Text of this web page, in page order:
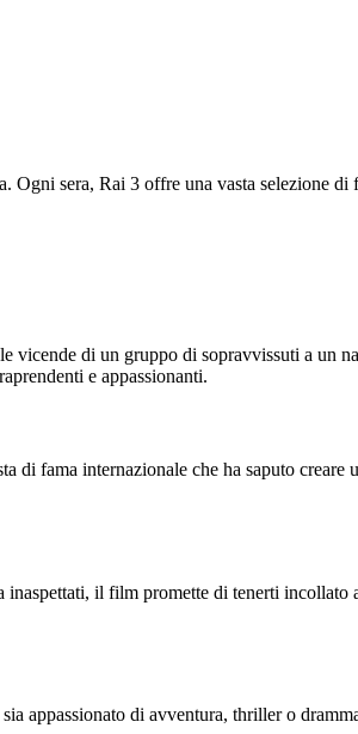
Ogni sera, Rai 3 offre una vasta selezione
vicende di un gruppo di sopravvissuti a un
e appassionanti.
di fama internazionale che ha saputo creare
inaspettati, il film promette di tenerti
appassionato di avventura, thriller o